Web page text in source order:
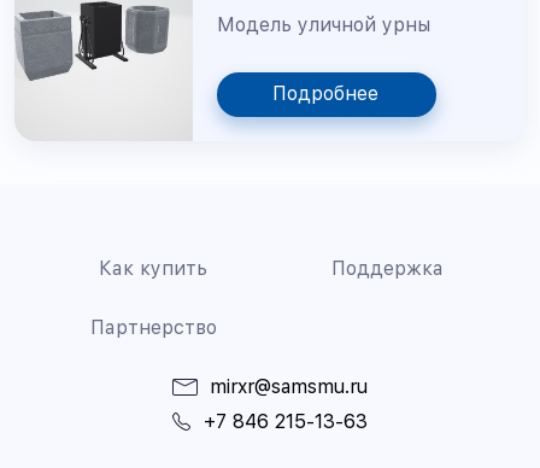
Модель уличной урны
Подробнее
Как купить Поддержка
Партнерство
mirxr@samsmu.ru
+7 846 215-13-63